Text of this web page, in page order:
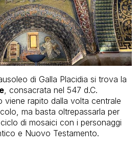
di Galla Placidia si trova la
, consacrata nel 547 d.C.
viene rapito dalla volta centrale
ma basta oltrepassarla per
di mosaici con i personaggi
e Nuovo Testamento.